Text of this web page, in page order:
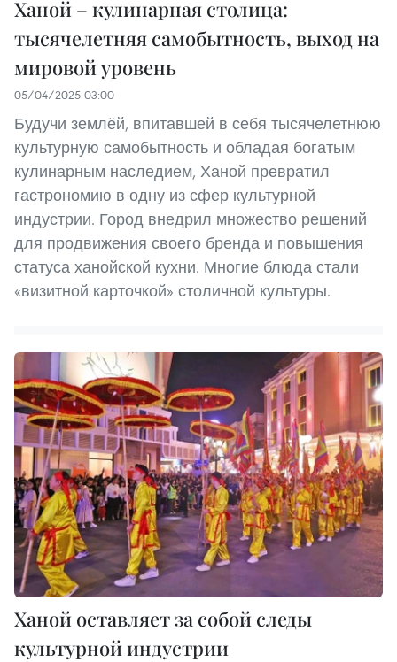
Ханой – кулинарная столица:
тысячелетняя самобытность, выход на
мировой уровень
05/04/2025 03:00
Будучи землёй, впитавшей в себя тысячелетнюю
культурную самобытность и обладая богатым
кулинарным наследием, Ханой превратил
гастрономию в одну из сфер культурной
индустрии. Город внедрил множество решений
для продвижения своего бренда и повышения
статуса ханойской кухни. Многие блюда стали
«визитной карточкой» столичной культуры.
Ханой оставляет за собой следы
культурной индустрии